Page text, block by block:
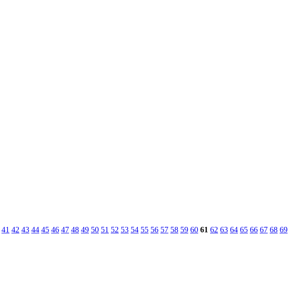
41 42 43 44 45 46 47 48 49 50 51 52 53 54 55 56 57 58 59 60 61 62 63 64 65 66 67 68 69